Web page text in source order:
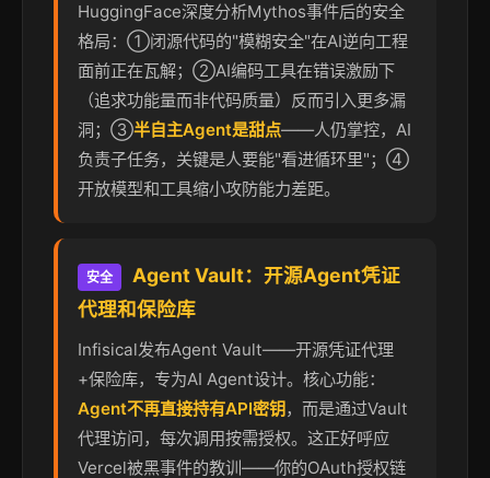
HuggingFace深度分析Mythos事件后的安全
格局：①闭源代码的"模糊安全"在AI逆向工程
面前正在瓦解；②AI编码工具在错误激励下
（追求功能量而非代码质量）反而引入更多漏
洞；③半自主Agent是甜点——人仍掌控，AI
负责子任务，关键是人要能"看进循环里"；④
开放模型和工具缩小攻防能力差距。
安全
Agent Vault：开源Agent凭证
代理和保险库
Infisical发布Agent Vault——开源凭证代理
+保险库，专为AI Agent设计。核心功能：
Agent不再直接持有API密钥，而是通过Vault
代理访问，每次调用按需授权。这正好呼应
Vercel被黑事件的教训——你的OAuth授权链